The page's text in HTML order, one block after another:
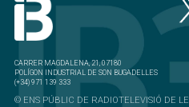
CARRER MAGDALENA, 21, 07180
POLÍGON INDUSTRIAL DE SON BUGADELLES
(+34) 971 139 333
© ENS PÚBLIC DE RADIOTELEVISIÓ DE